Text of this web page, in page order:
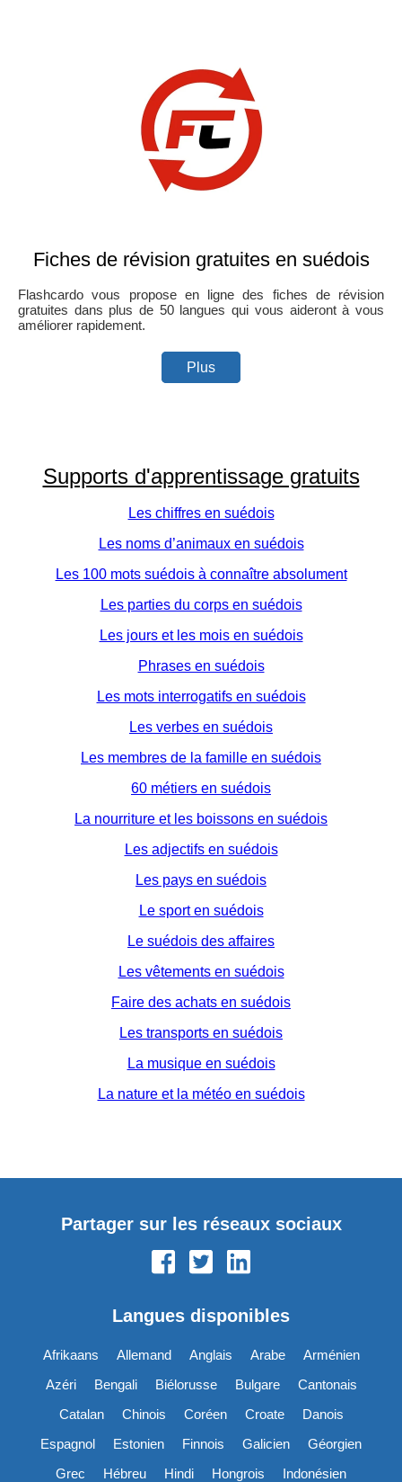
Fiches de révision gratuites en suédois
Flashcardo vous propose en ligne des fiches de révision
gratuites dans plus de 50 langues qui vous aideront à vous
améliorer rapidement.
Plus
Supports d'apprentissage gratuits
Les chiffres en suédois
Les noms d’animaux en suédois
Les 100 mots suédois à connaître absolument
Les parties du corps en suédois
Les jours et les mois en suédois
Phrases en suédois
Les mots interrogatifs en suédois
Les verbes en suédois
Les membres de la famille en suédois
60 métiers en suédois
La nourriture et les boissons en suédois
Les adjectifs en suédois
Les pays en suédois
Le sport en suédois
Le suédois des affaires
Les vêtements en suédois
Faire des achats en suédois
Les transports en suédois
La musique en suédois
La nature et la météo en suédois
Partager sur les réseaux sociaux
Langues disponibles
Afrikaans Allemand Anglais Arabe
Arménien
Azéri
Bengali Biélorusse Bulgare
Cantonais
Catalan
Chinois Coréen Croate
Danois
Espagnol
Estonien Finnois Galicien
Géorgien
Grec
Hébreu Hindi Hongrois
Indonésien